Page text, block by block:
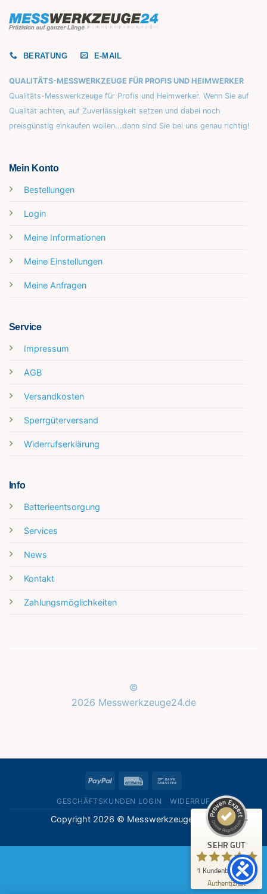
BERATUNG E-MAIL
QUALITÄTS-MESSWERKZEUGE FÜR PROFIS UND HEIMWERKER
Qualitäts-Messwerkzeuge für Profis und Heimwerker. Wenn Sie auf
Qualität achten, auf Zuverlässigkeit setzen und dabei noch
preisgünstig einkaufen wollen...dann sind Sie bei uns genau richtig!
Mein Konto
Bestellungen
Login
Meine Informationen
Meine Einstellungen
Meine Anfragen
Service
Impressum
AGB
Versandkosten
Sperrgüterversand
Widerrufserklärung
Info
Batterieentsorgung
Services
News
Kontakt
Zahlungsmöglichkeiten
©
2026 Messwerkzeuge24.de
PayPal Rechung
GESCHÄFTSKUNDEN LOGIN WIDERRUF
Copyright 2026 © Messwerkzeuge24.de
SEHR GUT
1 Kundenbewertung
Authentizität
5,00
/
5,00
1
Bewertung auf ProvenExpert.com
Erfahren Sie mehr über dieses Bewertungssiegel
07.05.2026